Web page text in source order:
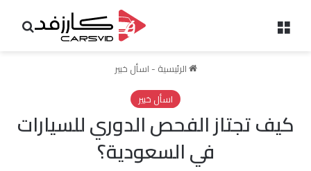
الرئيسية - اسأل خبير
اسأل خبير
كيف تجتاز الفحص الدوري للسيارات
في السعودية؟